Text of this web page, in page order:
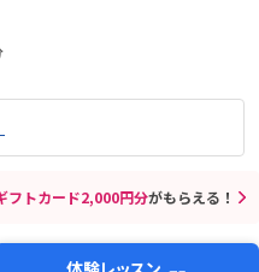
トカード2,000円分がもらえる！